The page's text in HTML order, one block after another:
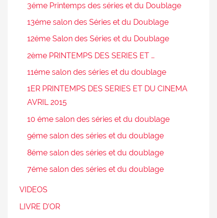
3éme Printemps des séries et du Doublage
13éme salon des Séries et du Doublage
12éme Salon des Séries et du Doublage
2ème PRINTEMPS DES SERIES ET …
11éme salon des séries et du doublage
1ER PRINTEMPS DES SERIES ET DU CINEMA
AVRIL 2015
10 éme salon des séries et du doublage
9éme salon des séries et du doublage
8éme salon des séries et du doublage
7éme salon des séries et du doublage
VIDEOS
LIVRE D’OR